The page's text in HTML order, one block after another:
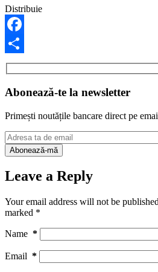
Distribuie
Facebook
Share
Abonează-te la newsletter
Primești noutățile bancare direct pe
Leave a Reply
Your email address will not be
marked *
Name *
Email *